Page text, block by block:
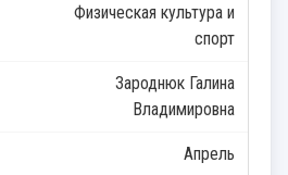
Физическая культура и
спорт
Зароднюк Галина
Владимировна
Апрель